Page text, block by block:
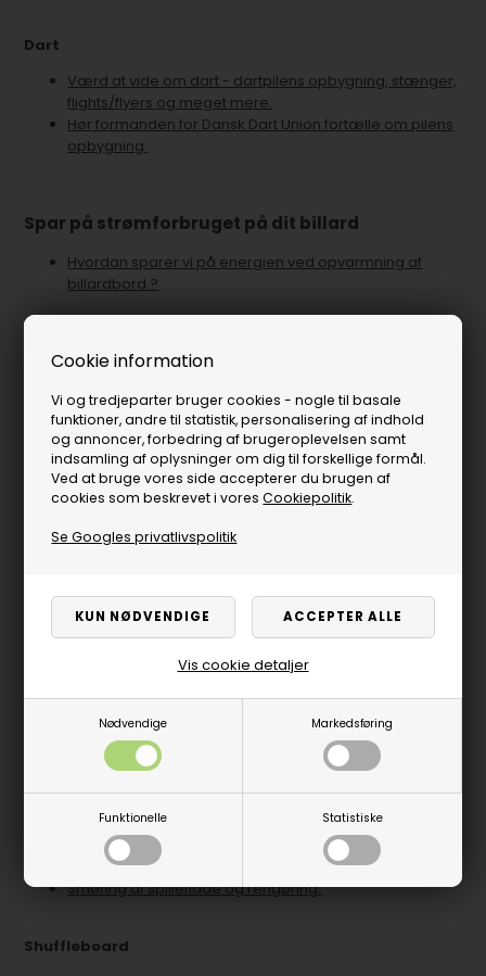
Cookie information
Vi og tredjeparter bruger cookies - nogle til basale
funktioner, andre til statistik, personalisering af indhold
og annoncer, forbedring af brugeroplevelsen samt
indsamling af oplysninger om dig til forskellige formål.
Ved at bruge vores side accepterer du brugen af
cookies som beskrevet i voresCookiepolitik.
Se Googles privatlivspolitik
Nødvendige Markedsføring
Funktionelle Statistiske
Vis cookie detaljer
Dart
Værd at vide om dart - dartpilens opbygning, stænger,
flights/flyers og meget mere.
Hør formanden for Dansk Dart Union fortælle om pilens
opbygning.
Spar på strømforbruget på dit billard
Hvordan sparer vi på energien ved opvarmning af
billardbord ?
Guide til vedligeholdelse
Billard
Sådan skifter du dup på din kø
Sådan vedligeholder du din billard dup.
Vedligeholdelse af din køspids
Månedlig og daglig nem vedligeholdelse af din
Rengøring af dit billardklæde
Bordfodboldspil
Rengøring af bordfodboldspil
Vedligeholdelse af din dartskive
Smøring af spilleflade og rengøring.
Shuffleboard